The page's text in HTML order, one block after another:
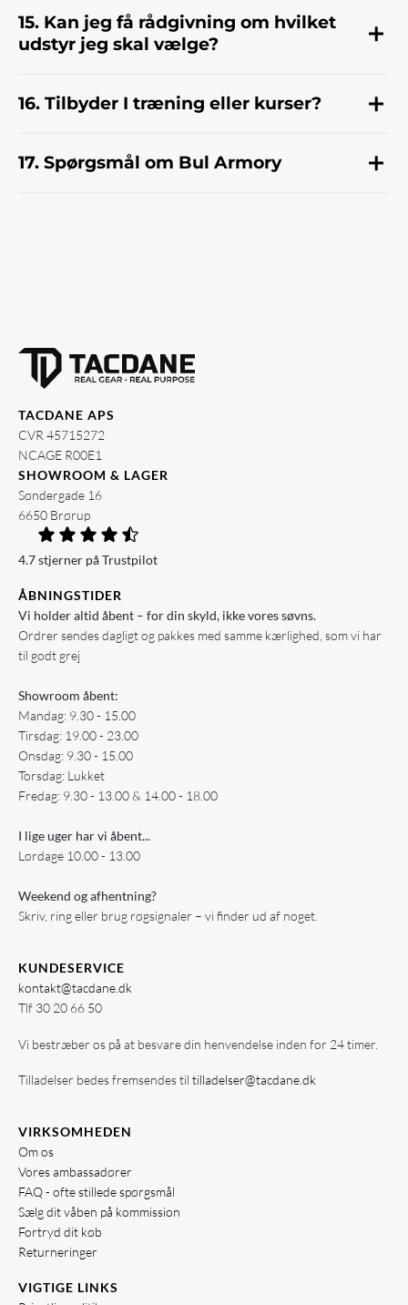
15. Kan jeg få rådgivning om hvilket
udstyr jeg skal vælge?
16. Tilbyder I træning eller kurser?
17. Spørgsmål om Bul Armory
TACDANE APS
CVR 45715272
NCAGE R00E1
SHOWROOM & LAGER
Søndergade 16
6650 Brørup
4.7 stjerner på Trustpilot
ÅBNINGSTIDER
Vi holder altid åbent – for din skyld, ikke vores søvns.
Ordrer sendes dagligt og pakkes med samme kærlighed, som vi har
til godt grej
Showroom åbent:
Mandag: 9.30 - 15.00
Tirsdag: 19.00 - 23.00
Onsdag: 9.30 - 15.00
Torsdag: Lukket
Fredag: 9.30 - 13.00 & 14.00 - 18.00
I lige uger har vi åbent...
Lørdage 10.00 - 13.00
Weekend og afhentning?
Skriv, ring eller brug røgsignaler – vi finder ud af noget.
KUNDESERVICE
kontakt@tacdane.dk
Tlf 30 20 66 50
Vi bestræber os på at besvare din henvendelse inden for 24 timer.
Tilladelser bedes fremsendes til tilladelser@tacdane.dk
VIRKSOMHEDEN
Om os
Vores ambassadører
FAQ - ofte stillede spørgsmål
Sælg dit våben på kommission
Fortryd dit køb
Returneringer
VIGTIGE LINKS